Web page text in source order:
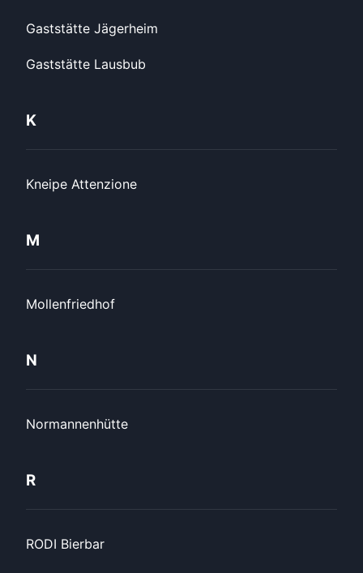
Gaststätte Jägerheim
Gaststätte Lausbub
K
Kneipe Attenzione
M
Mollenfriedhof
N
Normannenhütte
R
RODI Bierbar